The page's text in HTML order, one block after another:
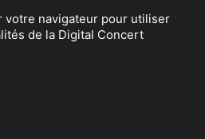
votre navigateur pour utiliser
de la Digital Concert